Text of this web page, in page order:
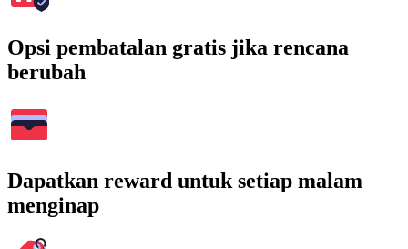
Opsi pembatalan gratis jika rencana
berubah
Dapatkan reward untuk setiap malam
menginap